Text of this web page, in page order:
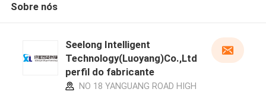
Sobre nós
Seelong Intelligent
Technology(Luoyang)Co.,Ltd
perfil do fabricante
NO 18 YANGUANG ROAD HIGH